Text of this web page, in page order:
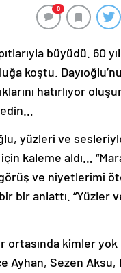
0
büyüdü. 60
koştu.
hatırlıyor
yüzleri ve
kaleme aldı…
ve niyetlerimi
bir anlattı. “Yüzler
ortasında kimler
Ayhan, Sezen Aksu,